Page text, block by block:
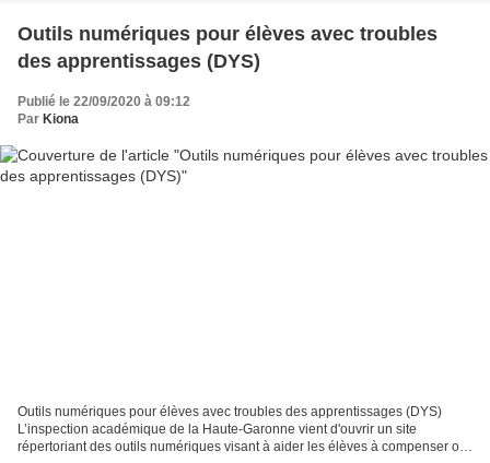
Outils numériques pour élèves avec troubles
des apprentissages (DYS)
Publié le 22/09/2020 à 09:12
Par Kiona
Outils numériques pour élèves avec troubles des apprentissages (DYS)
L’inspection académique de la Haute-Garonne vient d'ouvrir un site
répertoriant des outils numériques visant à aider les élèves à compenser ou